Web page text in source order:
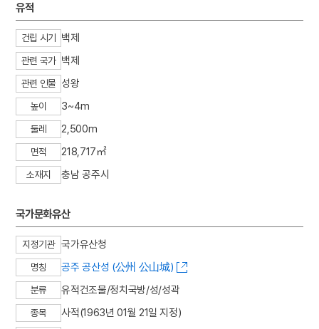
4 금성대군
5 강릉사범학교
6 보은 법주사 팔상전
7 의금부
8 한국독립당
9 가례집람
10 견우직녀 설화
유적
건립 시기 백제
관련 국가 백제
관련 인물 성왕
높이 3~4m
둘레 2,500m
면적 218,717㎡
소재지 충남 공주시
국가문화유산
지정기관 국가유산청
명칭 공주 공산성 (公州 公山城)
분류 유적건조물/정치국방/성/성곽
종목 사적(1963년 01월 21일 지정)